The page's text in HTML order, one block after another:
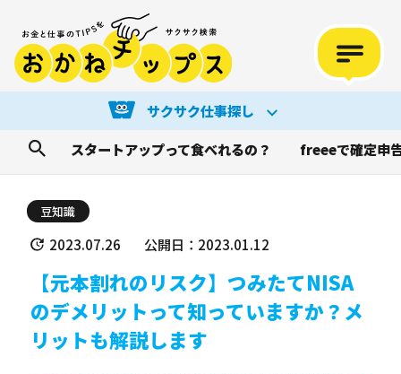
サクサク仕事探し
スタートアップって食べれるの？
freeeで確定申
豆知識
2023.07.26 公開日：2023.01.12
【元本割れのリスク】つみたてNISA
のデメリットって知っていますか？メ
リットも解説します